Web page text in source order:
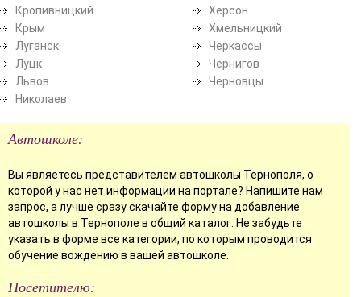
Кропивницкий
Крым
Луганск
Луцк
Львов
Николаев
Херсон
Хмельницкий
Черкассы
Чернигов
Черновцы
Автошколе:
Вы являетесь представителем автошколы Тернополя, о
которой у нас нет информации на портале? Напишите нам
запрос, а лучше сразускачайте формуна добавление
автошколы в Тернополе в общий каталог. Не забудьте
указать в форме все категории, по которым проводится
обучение вождению в вашей автошколе.
Посетителю: